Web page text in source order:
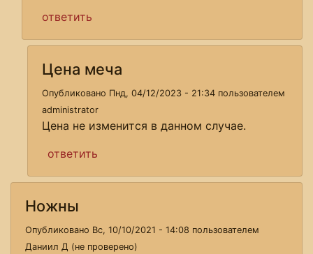
ответить
Цена меча
Опубликовано Пнд, 04/12/2023 - 21:34 пользователем
administrator
Цена не изменится в данном случае.
ответить
Ножны
Опубликовано Вс, 10/10/2021 - 14:08 пользователем
Даниил Д (не проверено)